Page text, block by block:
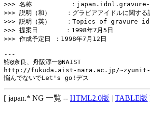
>>> 名称          ：
>>> 説明（和）    ：グラビアアイドルに関する
>>> 説明（英）    ：Topics of gravure
>>> 提案日       ：1998年7月5日
>>> 作成予定日 ：1998年7月12日
---
鮒@奈良、舟阪淳一@NAIST
http://fukuda.aist-nara.ac.jp/
[ japan.* NG 一覧 -- HTML2.0版 | TABLE版